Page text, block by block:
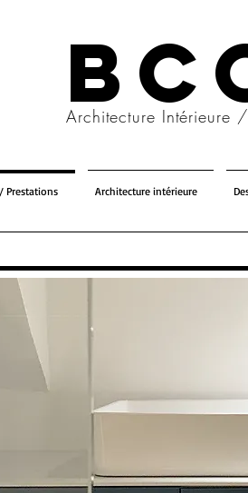
Architecture Intérieure
Prestations Architecture intérieure